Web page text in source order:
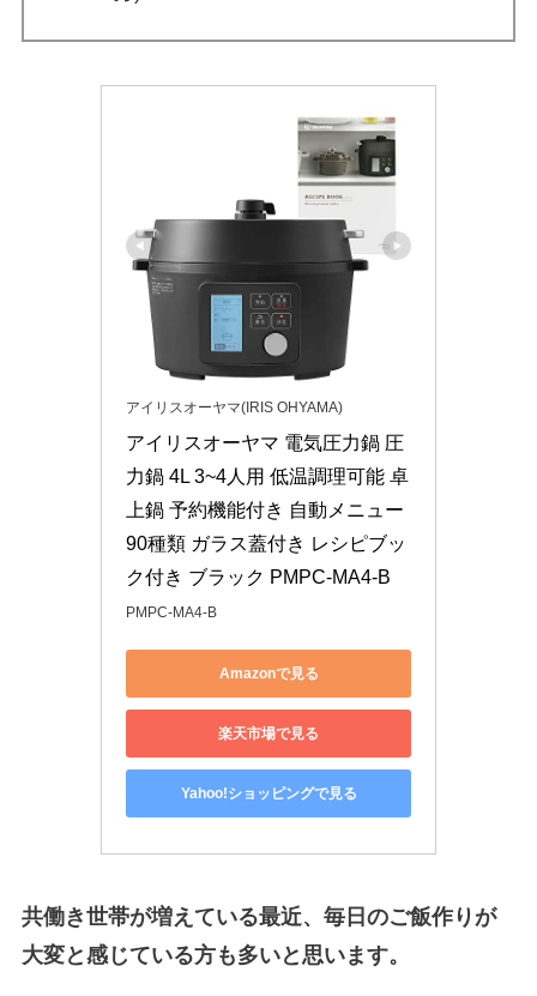
アイリスオーヤマ(IRIS OHYAMA)
アイリスオーヤマ 電気圧力鍋 圧
力鍋 4L 3~4人用 低温調理可能 卓
上鍋 予約機能付き 自動メニュー
90種類 ガラス蓋付き レシピブッ
ク付き ブラック PMPC-MA4-B
PMPC-MA4-B
Amazonで見る
楽天市場で見る
Yahoo!ショッピングで見る
共働き世帯が増えている最近、毎日のご飯作りが
大変と感じている方も多いと思います。